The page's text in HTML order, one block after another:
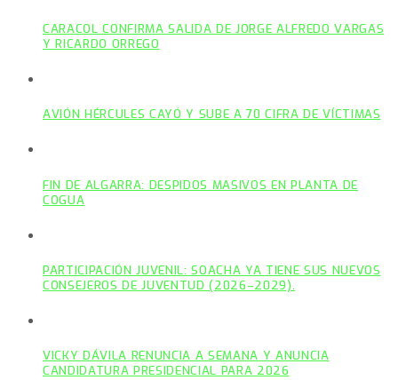
CARACOL CONFIRMA SALIDA DE JORGE ALFREDO VARGAS
Y RICARDO ORREGO
AVIÓN HÉRCULES CAYÓ Y SUBE A 70 CIFRA DE VÍCTIMAS
FIN DE ALGARRA: DESPIDOS MASIVOS EN PLANTA DE
COGUA
PARTICIPACIÓN JUVENIL: SOACHA YA TIENE SUS NUEVOS
CONSEJEROS DE JUVENTUD (2026–2029).
VICKY DÁVILA RENUNCIA A SEMANA Y ANUNCIA
CANDIDATURA PRESIDENCIAL PARA 2026